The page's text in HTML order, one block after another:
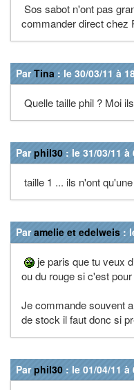
Sos sabot n'ont pas
commander direct chez
ParTina : le 30/03/11 à
Quelle taille phil ? Moi
Parphil30 : le 31/03/11 à
taille 1 ... ils n'ont
Paramelie et edelweis :
je paris que tu veux
ou du rouge si c'est
Je commande souvent
de stock il faut donc si
Parphil30 : le 01/04/11 à